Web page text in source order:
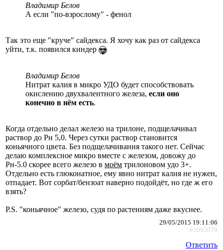
Владимир Белов
А если "по-взрослому" - фенол
Так это еще "круче" сайдекса. Я хочу как раз от сайдекса
уйти, т.к. появился киндер
Владимир Белов
Нитрат калия в микро УДО будет способствовать
окислению двухвалентного железа, если оно
конечно в нём есть.
Когда отдельно делал железо на трилоне, подщелачивал
раствор до Рн 5,0. Через сутки раствор становится
коньячного цвета. Без подщелачивания такого нет. Сейчас
делаю комплексное микро вместе с железом, довожу до
Рн-5.0 скорее всего железо в моём трилоновом удо 3+.
Отдельно есть глюконатное, ему явно нитрат калия не нужен,
отпадает. Вот сорбат/бензоат наверно подойдёт, но где ж его
взять?
P.S. "коньячное" железо, судя по растениям даже вкуснее.
29/05/2015 19:11:06
#2095079
Ответить